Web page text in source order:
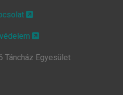
Táncház Egyesület